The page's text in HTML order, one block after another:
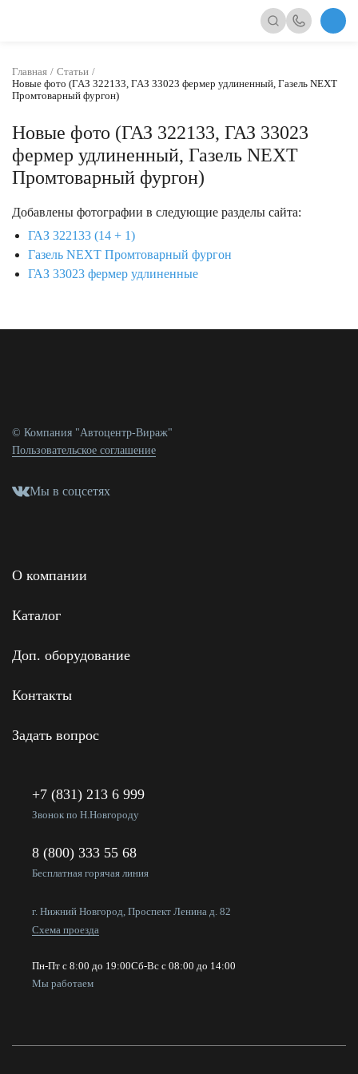
Главная
Статьи
Новые фото (ГАЗ 322133, ГАЗ 33023 фермер удлиненный, Газель NEXT
Промтоварный фургон)
Новые фото (ГАЗ 322133, ГАЗ 33023
фермер удлиненный, Газель NEXT
Промтоварный фургон)
Добавлены фотографии в следующие разделы сайта:
ГАЗ 322133 (14 + 1)
Газель NEXT Промтоварный фургон
ГАЗ 33023 фермер удлиненные
© Компания "Автоцентр-Вираж"
Пользовательское соглашение
Мы в соцсетях
О компании
Каталог
Доп. оборудование
Контакты
Задать вопрос
+7 (831) 213 6 999
Звонок по Н.Новгороду
8 (800) 333 55 68
Бесплатная горячая линия
г. Нижний Новгород, Проспект Ленина д. 82
Схема проезда
Пн-Пт с 8:00 до 19:00Сб-Вс с 08:00 до 14:00
Мы работаем